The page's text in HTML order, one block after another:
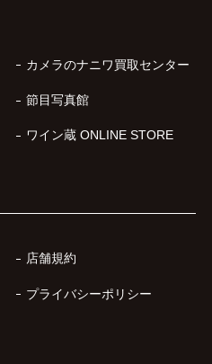
カメラのナニワ買取センター
節目写真館
ワイン蔵 ONLINE STORE
店舗規約
プライバシーポリシー